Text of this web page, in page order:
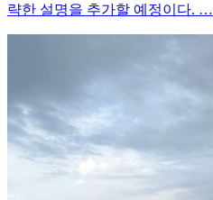
략한 설명을 추가할 예정이다. …